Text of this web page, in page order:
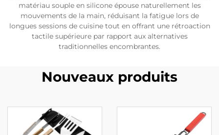
matériau souple en silicone épouse naturellement les
mouvements de la main, réduisant la fatigue lors de
longues sessions de cuisine tout en offrant une rétroaction
tactile supérieure par rapport aux alternatives
traditionnelles encombrantes.
Nouveaux produits